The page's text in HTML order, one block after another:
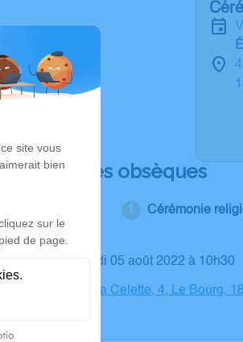
Déroulé des obsèques
Cérémonie
Le vendredi 05 août 2022 à 10h30
Église de la Celette, 4, Le Bourg,